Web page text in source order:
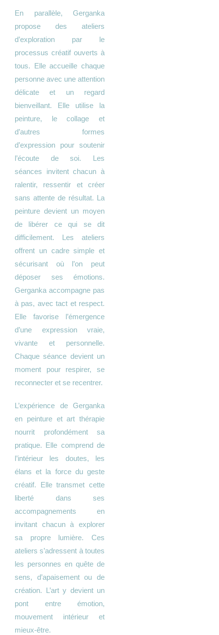
En parallèle, Gerganka
propose des ateliers
d’exploration par le
processus créatif ouverts à
tous. Elle accueille chaque
personne avec une attention
délicate et un regard
bienveillant. Elle utilise la
peinture, le collage et
d’autres formes
d’expression pour soutenir
l’écoute de soi. Les
séances invitent chacun à
ralentir, ressentir et créer
sans attente de résultat. La
peinture devient un moyen
de libérer ce qui se dit
difficilement. Les ateliers
offrent un cadre simple et
sécurisant où l’on peut
déposer ses émotions.
Gerganka accompagne pas
à pas, avec tact et respect.
Elle favorise l’émergence
d’une expression vraie,
vivante et personnelle.
Chaque séance devient un
moment pour respirer, se
reconnecter et se recentrer.
L’expérience de Gerganka
en peinture et art thérapie
nourrit profondément sa
pratique. Elle comprend de
l’intérieur les doutes, les
élans et la force du geste
créatif. Elle transmet cette
liberté dans ses
accompagnements en
invitant chacun à explorer
sa propre lumière. Ces
ateliers s’adressent à toutes
les personnes en quête de
sens, d’apaisement ou de
création. L’art y devient un
pont entre émotion,
mouvement intérieur et
mieux-être.